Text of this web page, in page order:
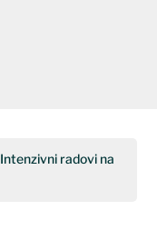
Intenzivni radovi na